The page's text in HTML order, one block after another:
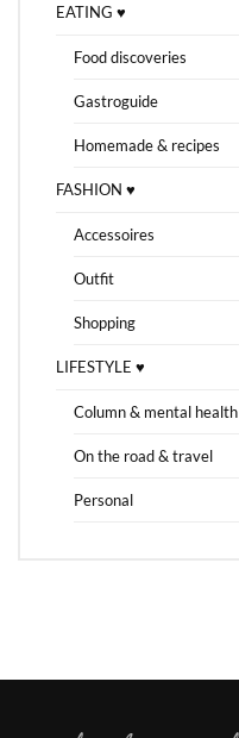
EATING ♥
Food discoveries
Gastroguide
Homemade & recipes
FASHION ♥
Accessoires
Outfit
Shopping
LIFESTYLE ♥
Column & mental health
On the road & travel
Personal